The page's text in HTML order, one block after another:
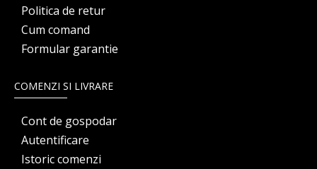
Politica de retur
Cum comand
Formular garantie
COMENZI SI LIVRARE
Cont de gospodar
Autentificare
Istoric comenzi